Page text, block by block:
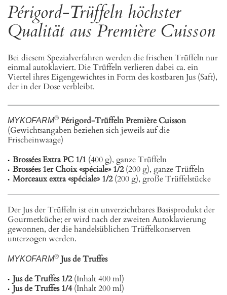
Périgord-Trüffeln höchster
Qualität aus Première Cuisson
Bei diesem Spezialverfahren werden die frischen Trüffeln nur
einmal autoklaviert. Die Trüffeln verlieren dabei ca. ein
Viertel ihres Eigengewichtes in Form des kostbaren Jus (Saft),
der in der Dose verbleibt.
MYKOFARM® Périgord-Trüffeln Première Cuisson
(Gewichtsangaben beziehen sich jeweils auf die
Frischeinwaage)
Brossées Extra PC 1/1 (400 g), ganze Trüffeln
Brossées 1er Choix «spéciale» 1/2(200 g), ganze Trüffeln
Morceaux extra «spéciale» 1/2(200 g), große Trüffelstücke
Der Jus der Trüffeln ist ein unverzichtbares Basisprodukt der
Gourmetküche; er wird nach der zweiten Autoklavierung
gewonnen, der die handelsüblichen Trüffelkonserven
unterzogen werden.
MYKOFARM® Jus de Truffes
Jus de Truffes 1/2(Inhalt 400 ml)
Jus de Truffes 1/4(Inhalt 200 ml)